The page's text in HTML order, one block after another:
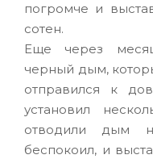
погромче и
сотен.
Еще через
черный дым,
отправился к
установил
отводили дым
беспокоил, и